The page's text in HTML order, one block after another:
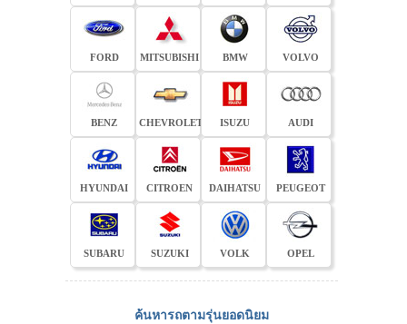
FORD MITSUBISHI BMW VOLVO
BENZ CHEVROLET ISUZU AUDI
HYUNDAI CITROEN DAIHATSU PEUGEOT
SUBARU SUZUKI VOLK OPEL
ค้นหารถตามรุ่นยอดนิยม